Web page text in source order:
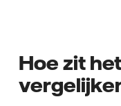
Hoe zit